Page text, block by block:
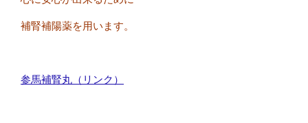
補腎補陽薬を用います。
参馬補腎丸（リンク）